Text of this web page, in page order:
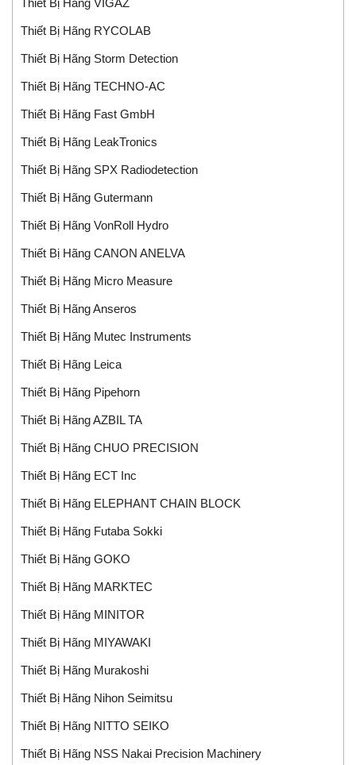
Thiết Bị Hãng VIGAZ
Thiết Bị Hãng RYCOLAB
Thiết Bị Hãng Storm Detection
Thiết Bị Hãng TECHNO-AC
Thiết Bị Hãng Fast GmbH
Thiết Bị Hãng LeakTronics
Thiết Bị Hãng SPX Radiodetection
Thiết Bị Hãng Gutermann
Thiết Bị Hãng VonRoll Hydro
Thiết Bị Hãng CANON ANELVA
Thiết Bị Hãng Micro Measure
Thiết Bị Hãng Anseros
Thiết Bị Hãng Mutec Instruments
Thiết Bị Hãng Leica
Thiết Bị Hãng Pipehorn
Thiết Bị Hãng AZBIL TA
Thiết Bị Hãng CHUO PRECISION
Thiết Bị Hãng ECT Inc
Thiết Bị Hãng ELEPHANT CHAIN BLOCK
Thiết Bị Hãng Futaba Sokki
Thiết Bị Hãng GOKO
Thiết Bị Hãng MARKTEC
Thiết Bị Hãng MINITOR
Thiết Bị Hãng MIYAWAKI
Thiết Bị Hãng Murakoshi
Thiết Bị Hãng Nihon Seimitsu
Thiết Bị Hãng NITTO SEIKO
Thiết Bị Hãng NSS Nakai Precision Machinery